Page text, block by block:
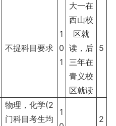
不提科目要求
1
0
1
大一在
西山校
区就
读，后
三年在
青义校
区就读
5
物理，化学(2
门科目考生均
1
2